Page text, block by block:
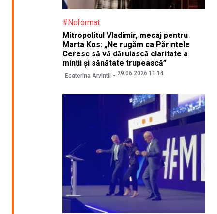
#Neformat
Mitropolitul Vladimir, mesaj pentru
Marta Kos: „Ne rugăm ca Părintele
Ceresc să vă dăruiască claritate a
minții și sănătate trupească”
Ecaterina Arvintii 29.06.2026 11:14